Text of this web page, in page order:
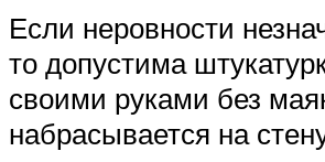
Если неровности
то допустима
своими руками без
набрасывается на